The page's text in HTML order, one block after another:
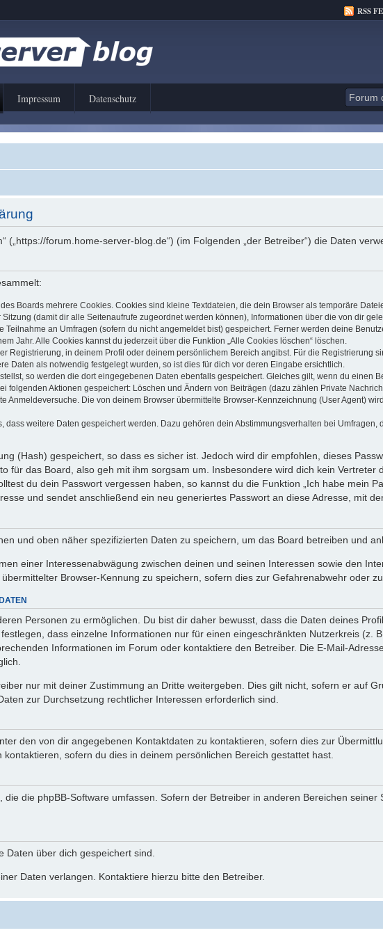
RSS
Impressum Datenschutz
(„https://forum.home-server-blog.de“) (im Folgenden „der Betreiber“) die Daten
Boards mehrere Cookies. Cookies sind kleine Textdateien, die dein Browser als temporäre
(damit dir alle Seitenaufrufe zugeordnet werden können), Informationen über die von dir
an Umfragen (sofern du nicht angemeldet bist) gespeichert. Ferner werden deine
Jahr. Alle Cookies kannst du jederzeit über die Funktion „Alle Cookies löschen“ löschen.
Registrierung, in deinem Profil oder deinem persönlichem Bereich angibst. Für die Registrierung
Daten als notwendig festgelegt wurden, so ist dies für dich vor deren Eingabe ersichtlich.
so werden die dort eingegebenen Daten ebenfalls gespeichert. Gleiches gilt, wenn du einen
folgenden Aktionen gespeichert: Löschen und Ändern von Beiträgen (dazu zählen Private
Anmeldeversuche. Die von deinem Browser übermittelte Browser-Kennzeichnung (User Agent)
weitere Daten gespeichert werden. Dazu gehören dein Abstimmungsverhalten bei
(Hash) gespeichert, so dass es sicher ist. Jedoch wird dir empfohlen, dieses
für das Board, also geh mit ihm sorgsam um. Insbesondere wird dich kein
du dein Passwort vergessen haben, so kannst du die Funktion „Ich habe mein
und sendet anschließend ein neu generiertes Passwort an diese Adresse, mit
und oben näher spezifizierten Daten zu speichern, um das Board betreiben und
einer Interessenabwägung zwischen deinen und seinen Interessen sowie den
Browser-Kennung zu speichern, sofern dies zur Gefahrenabwehr oder
Personen zu ermöglichen. Du bist dir daher bewusst, dass die Daten deines
dass einzelne Informationen nur für einen eingeschränkten Nutzerkreis (z.
Informationen im Forum oder kontaktiere den Betreiber. Die E-Mail-
nur mit deiner Zustimmung an Dritte weitergeben. Dies gilt nicht, sofern er auf
zur Durchsetzung rechtlicher Interessen erforderlich sind.
den von dir angegebenen Kontaktdaten zu kontaktieren, sofern dies zur
sofern du dies in deinem persönlichen Bereich gestattet hast.
die phpBB-Software umfassen. Sofern der Betreiber in anderen Bereichen
Daten über dich gespeichert sind.
Daten verlangen. Kontaktiere hierzu bitte den Betreiber.